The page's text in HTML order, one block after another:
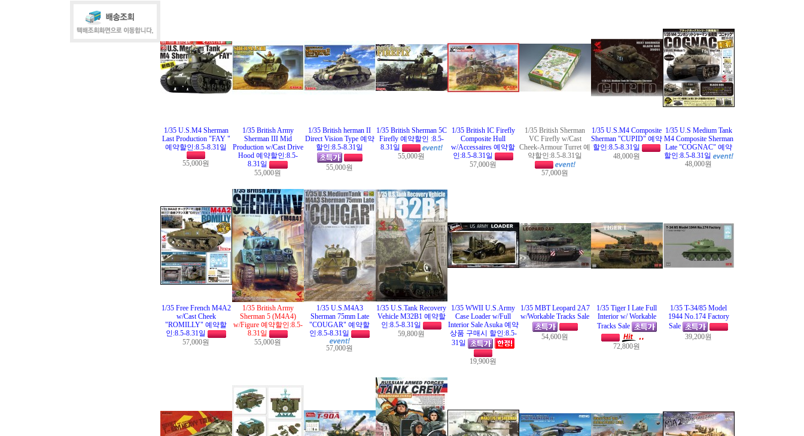
1/35 U.S.M4 Sherman
Last Production "FAY "
예약할인:8.5-8.31일
55,000원
1/35 British Army
Sherman III Mid
Production w/Cast Drive
Hood 예약할인:8.5-
8.31일
55,000원
1/35 British herman II
Direct Vision Type 예약
할인:8.5-8.31일
55,000원
1/35 British Sherman 5C
Firefly 예약할인 :8.5-
8.31일
55,000원
1/35 British IC Firefly
Composite Hull
w/Accessaires 예약할
인:8.5-8.31일
57,000원
1/35 British Sherman
VC Firefly w/Cast
Cheek-Armour Turret 예
약할인:8.5-8.31일
57,000원
1/35 U.S.M4 Composite
Sherman "CUPID" 예약
할인:8.5-8.31일
48,000원
1/35 U.S Medium Tank
M4 Composite Sherman
Late "COGNAC" 예약
할인:8.5-8.31일
48,000원
1/35 Free French M4A2
w/Cast Cheek
"ROMILLY" 예약할
인:8.5-8.31일
57,000원
1/35 British Army
Sherman 5 (M4A4)
w/Figure 예약할인:8.5-
8.31일
55,000원
1/35 U.S.M4A3
Sherman 75mm Late
"COUGAR" 예약할
인:8.5-8.31일
57,000원
1/35 U.S.Tank Recovery
Vehicle M32B1 예약할
인:8.5-8.31일
59,800원
1/35 WWII U.S.Army
Case Loader w/Full
Interior Sale Asuka 예약
상품 구매시 할인:8.5-
31일
19,900원
1/35 MBT Leopard 2A7
w/Workable Tracks Sale
54,600원
1/35 Tiger I Late Full
Interior w/ Workable
Tracks Sale
72,800원
1/35 T-34/85 Model
1944 No.174 Factory
Sale
39,200원